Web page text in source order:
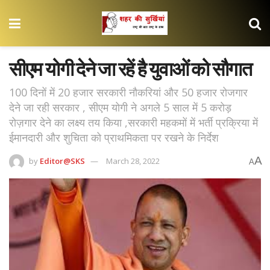
सीएम योगी देने जा रहें है युवाओं को सौगात
100 दिनों में 20 हजार सरकारी नौकरियां और 50 हजार रोजगार
देने जा रही सरकार , सीएम योगी ने अगले 5 साल में 5 करोड़
रोज़गार देने का लक्ष्य तय किया ,सरकारी महकमों में भर्ती प्रक्रिया में
ईमानदारी और शुचिता को प्राथमिकता पर रखने के निर्देश
by Editor@SKS March 28, 2022 AA